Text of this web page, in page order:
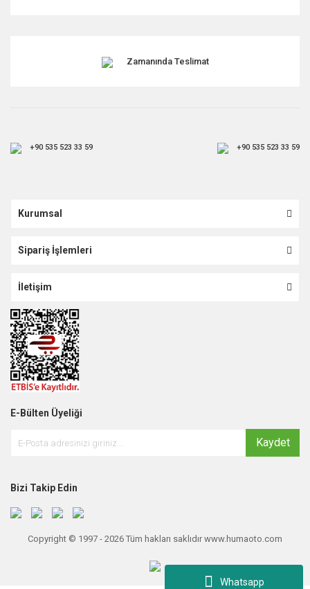
Whatsapp
Zamanında Teslimat
+90 535 523 33 59 +90 535 523 33 59
Kurumsal
Sipariş İşlemleri
İletişim
E-Bülten Üyeliği
Kaydet
Bizi Takip Edin
Copyright © 1997 - 2026 Tüm hakları saklıdır www.humaoto.com